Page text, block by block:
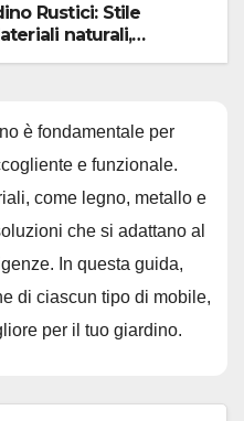
Rustici: Stile
naturali,
è fondamentale per
e funzionale.
come legno, metallo e
che si adattano al
In questa guida,
di ciascun tipo di mobile,
per il tuo giardino.